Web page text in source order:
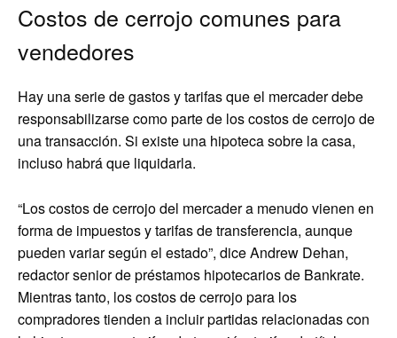
Costos de cerrojo comunes para
vendedores
Hay una serie de gastos y tarifas que el mercader debe
responsabilizarse como parte de los costos de cerrojo de
una transacción. Si existe una hipoteca sobre la casa,
incluso habrá que liquidarla.
“Los costos de cerrojo del mercader a menudo vienen en
forma de impuestos y tarifas de transferencia, aunque
pueden variar según el estado”, dice Andrew Dehan,
redactor senior de préstamos hipotecarios de Bankrate.
Mientras tanto, los costos de cerrojo para los
compradores tienden a incluir partidas relacionadas con